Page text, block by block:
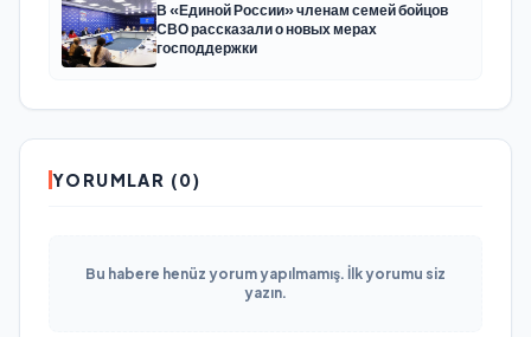
В «Единой России» членам семей бойцов
СВО рассказали о новых мерах
господдержки
YORUMLAR (0)
Bu habere henüz yorum yapılmamış. İlk yorumu siz
yazın.